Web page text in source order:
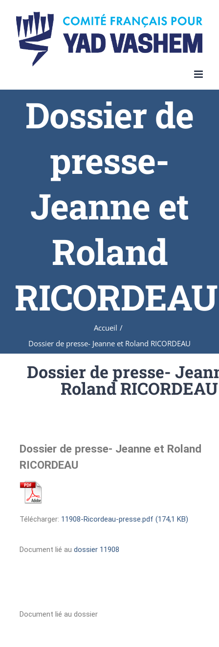
Dossier de
presse-
Jeanne et
Roland
RICORDEAU
Accueil /
Dossier de presse- Jeanne et Roland RICORDEAU
Dossier de presse-
Roland RICORDEAU
Dossier de presse- Jeanne et Roland
RICORDEAU
Télécharger: 11908-Ricordeau-presse.pdf (174,1 KB)
Document lié au dossier 11908
Document lié au dossier